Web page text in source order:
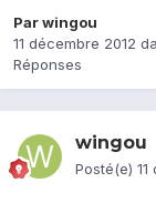
Parwingou
11 décembre 2012
Réponses
wingou
Posté(e)